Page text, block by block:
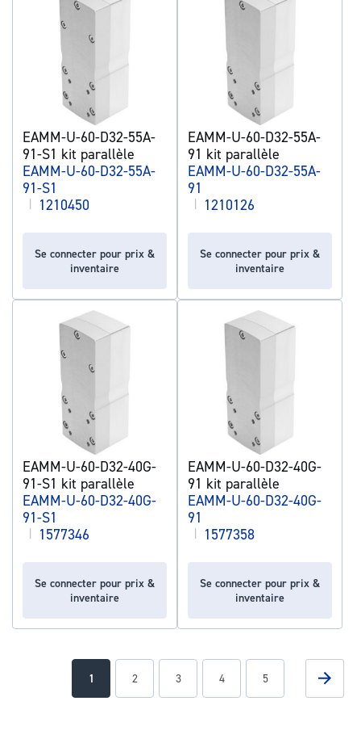
EAMM-U-60-D32-55A-
91-S1 kit parallèle
EAMM-U-60-D32-55A-
91-S1
| 1210450
Se connecter pour prix &
inventaire
EAMM-U-60-D32-55A-
91 kit parallèle
EAMM-U-60-D32-55A-
91
| 1210126
Se connecter pour prix &
inventaire
EAMM-U-60-D32-40G-
91-S1 kit parallèle
EAMM-U-60-D32-40G-
91-S1
| 1577346
Se connecter pour prix &
inventaire
EAMM-U-60-D32-40G-
91 kit parallèle
EAMM-U-60-D32-40G-
91
| 1577358
Se connecter pour prix &
inventaire
You're
1 Page
2 Page
3 Page
4 Page
5 Page